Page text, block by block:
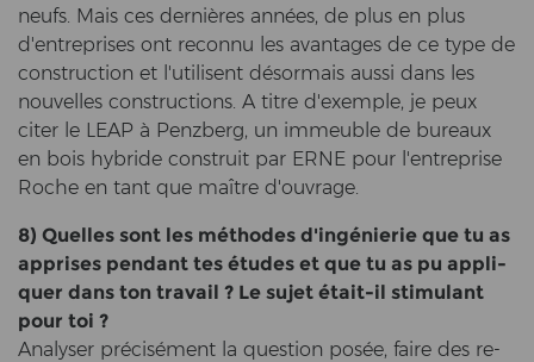
neufs. Mais ces dernières années, de plus en plus
d'en­t­re­pri­ses ont re­con­nu les avan­ta­ges de ce type de
con­struc­tion et l'uti­li­sent désormais aussi dans les
nou­vel­les con­struc­tions. A titre d'ex­emp­le, je peux
citer le LEAP à Penz­berg, un immeu­ble de bu­reaux
en bois hy­bri­de con­struit par ERNE pour l'en­t­re­pri­se
Roche en tant que maître d'ou­vra­ge.
8) Quel­les sont les méthodes d'ingénierie que tu as
ap­pri­ses pen­dant tes études et que tu as pu ap­pli­
quer dans ton tra­vail ? Le sujet était-​il sti­mu­lant
pour toi ?
Ana­ly­ser précisément la ques­ti­on posée, faire des re­